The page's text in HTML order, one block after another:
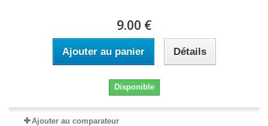
9.00 €
Ajouter au panier Détails
Disponible
Ajouter au comparateur